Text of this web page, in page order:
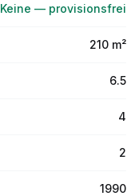
Keine — provisionsfrei
210 m²
6.5
4
2
1990